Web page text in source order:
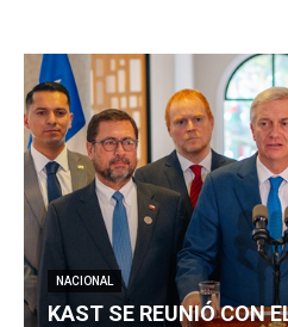
NACIONAL
KAST SE REUNIÓ CON